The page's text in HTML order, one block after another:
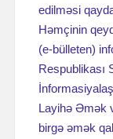
edilməsi
Həmçinin
(e-bülleten)
Respublikası
Layihə Əmək
birgə əmək